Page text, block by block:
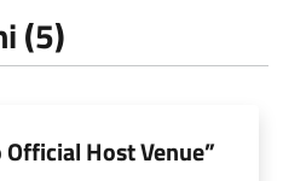
(5)
Official Host Venue”